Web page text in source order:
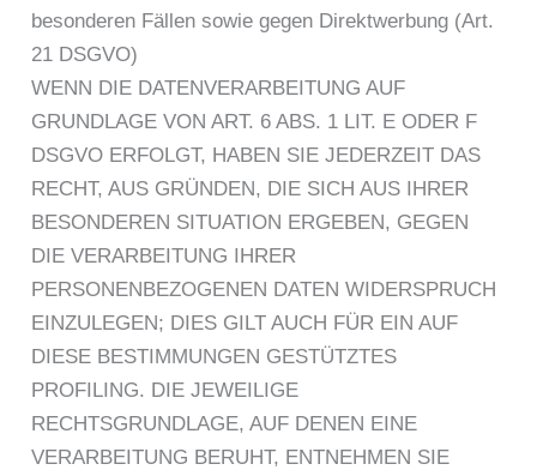
besonderen Fällen sowie gegen Direktwerbung (Art.
21 DSGVO)
WENN DIE DATENVERARBEITUNG AUF
GRUNDLAGE VON ART. 6 ABS. 1 LIT. E ODER F
DSGVO ERFOLGT, HABEN SIE JEDERZEIT DAS
RECHT, AUS GRÜNDEN, DIE SICH AUS IHRER
BESONDEREN SITUATION ERGEBEN, GEGEN
DIE VERARBEITUNG IHRER
PERSONENBEZOGENEN DATEN WIDERSPRUCH
EINZULEGEN; DIES GILT AUCH FÜR EIN AUF
DIESE BESTIMMUNGEN GESTÜTZTES
PROFILING. DIE JEWEILIGE
RECHTSGRUNDLAGE, AUF DENEN EINE
VERARBEITUNG BERUHT, ENTNEHMEN SIE